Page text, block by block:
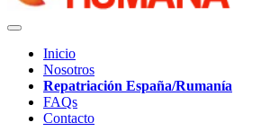
Inicio
Nosotros
Repatriación España/Rumanía
FAQs
Contacto